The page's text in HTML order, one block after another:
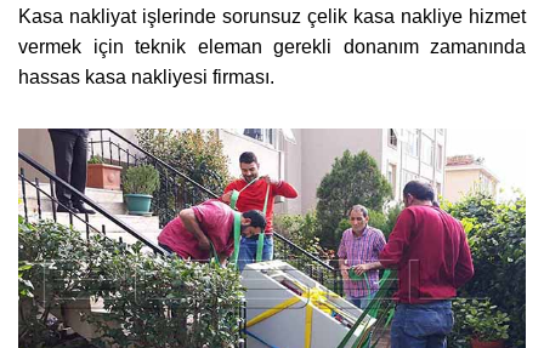
Kasa nakliyat işlerinde sorunsuz çelik kasa nakliye hizmet
vermek için teknik eleman gerekli donanım zamanında
hassas kasa nakliyesi firması.